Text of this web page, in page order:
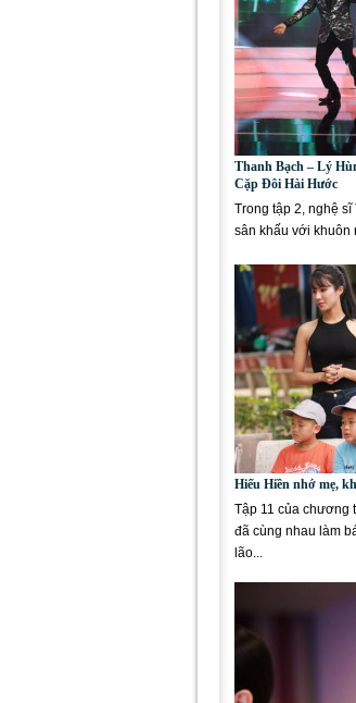
Thanh Bạch – Lý
Cặp Đôi Hài Hước
Trong tập 2, nghệ
sân khấu với khuôn
Hiếu Hiền nhớ mẹ,
Tập 11 của chương
đã cùng nhau làm
lão...